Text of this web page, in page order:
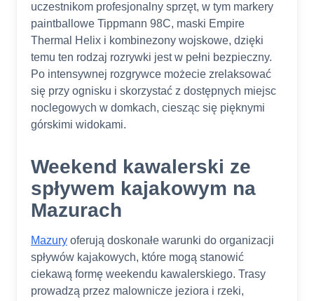
uczestnikom profesjonalny sprzęt, w tym markery
paintballowe Tippmann 98C, maski Empire
Thermal Helix i kombinezony wojskowe, dzięki
temu ten rodzaj rozrywki jest w pełni bezpieczny.
Po intensywnej rozgrywce możecie zrelaksować
się przy ognisku i skorzystać z dostępnych miejsc
noclegowych w domkach, ciesząc się pięknymi
górskimi widokami.​
Weekend kawalerski ze
spływem kajakowym na
Mazurach
Mazury oferują doskonałe warunki do organizacji
spływów kajakowych, które mogą stanowić
ciekawą formę weekendu kawalerskiego. Trasy
prowadzą przez malownicze jeziora i rzeki,